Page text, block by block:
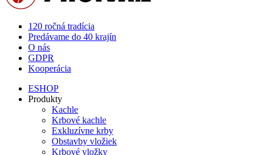
120 ročná tradícia
Predávame do 40 krajín
O nás
GDPR
Kooperácia
ESHOP
Produkty
Kachle
Krbové kachle
Exkluzívne krby
Obstavby vložiek
Krbové vložky